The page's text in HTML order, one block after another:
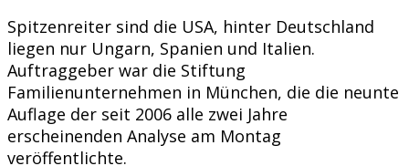
Spitzenreiter sind die USA, hinter Deutschland
liegen nur Ungarn, Spanien und Italien.
Auftraggeber war die Stiftung
Familienunternehmen in München, die die neunte
Auflage der seit 2006 alle zwei Jahre
erscheinenden Analyse am Montag
veröffentlichte.